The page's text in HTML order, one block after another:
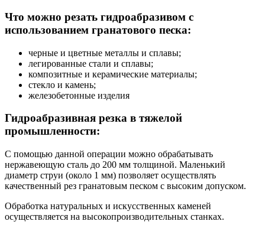
Что можно резать гидроабразивом с
использованием гранатового песка:
черные и цветные металлы и сплавы;
легированные стали и сплавы;
композитные и керамические материалы;
стекло и камень;
железобетонные изделия
Гидроабразивная резка в тяжелой
промышленности:
С помощью данной операции можно обрабатывать
нержавеющую сталь до 200 мм толщиной. Маленький
диаметр струи (около 1 мм) позволяет осуществлять
качественный рез гранатовым песком с высоким допуском.
Обработка натуральных и искусственных каменей
осуществляется на высокопроизводительных станках.